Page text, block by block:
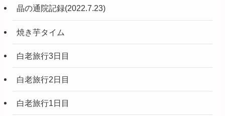
晶の通院記録(2022.7.23)
焼き芋タイム
白老旅行3日目
白老旅行2日目
白老旅行1日目